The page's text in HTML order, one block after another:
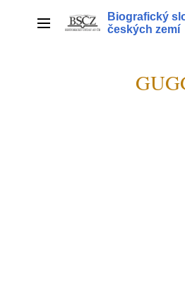
Hlavní menu
Biografický
českých zemí